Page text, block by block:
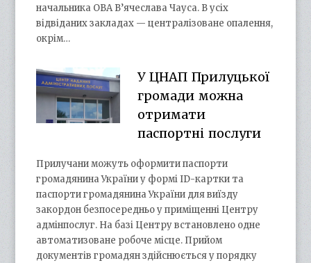
начальника ОВА В’ячеслава Чауса. В усіх
відвіданих закладах — централізоване опалення,
окрім…
У ЦНАП Прилуцької
громади можна
отримати
паспортні послуги
Прилучани можуть оформити паспорти
громадянина України у формі ID-картки та
паспорти громадянина України для виїзду
закордон безпосередньо у приміщенні Центру
адмінпослуг. На базі Центру встановлено одне
автоматизоване робоче місце. Прийом
документів громадян здійснюється у порядку